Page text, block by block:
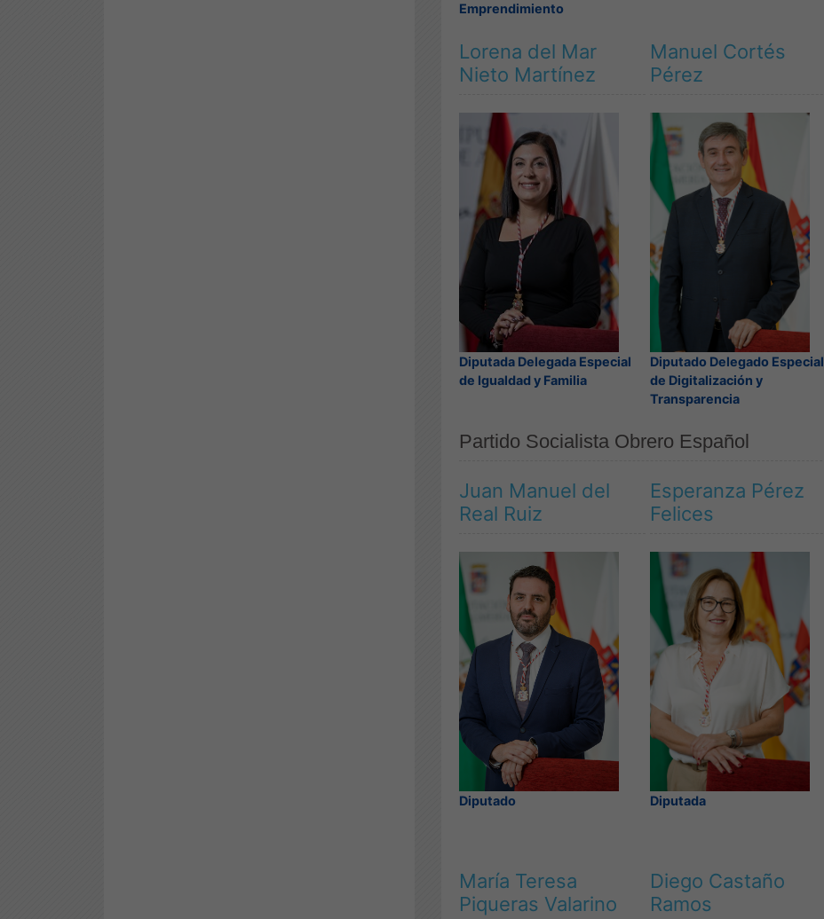
Emprendimiento
Lorena del Mar
Nieto Martínez
Diputada Delegada Especial
de Igualdad y Familia
Manuel Cortés
Pérez
Diputado Delegado Especial
de Digitalización y
Transparencia
Partido Socialista Obrero Español
Juan Manuel del
Real Ruiz
Diputado
Esperanza Pérez
Felices
Diputada
María Teresa
Piqueras Valarino
Diego Castaño
Ramos